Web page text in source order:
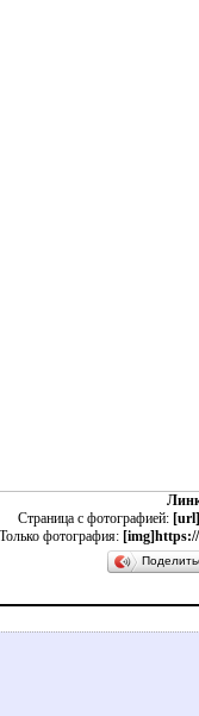
Страница с фотографией:
Только фотография: